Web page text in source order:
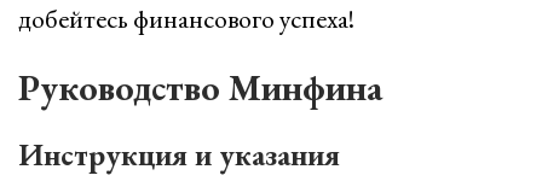
добейтесь финансового успеха!
Руководство Минфина
Инструкция и указания